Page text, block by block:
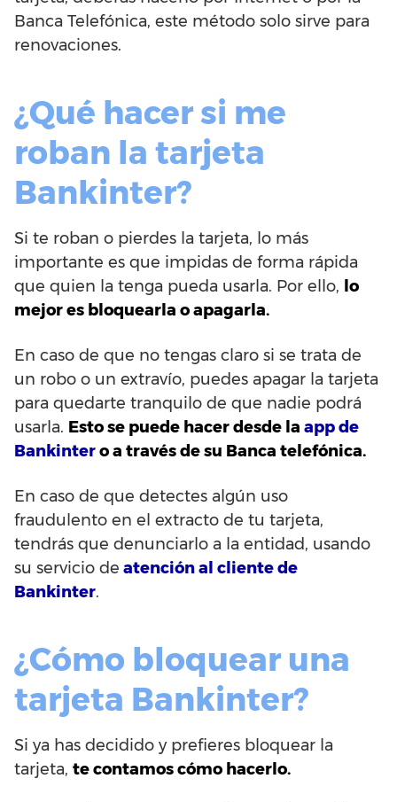
Banca Telefónica, este método solo sirve para
renovaciones.
¿Qué hacer si me
roban la tarjeta
Bankinter?
Si te roban o pierdes la tarjeta, lo más
importante es que impidas de forma rápida
que quien la tenga pueda usarla. Por ello, lo
mejor es bloquearla o apagarla.
En caso de que no tengas claro si se trata de
un robo o un extravío, puedes apagar la tarjeta
para quedarte tranquilo de que nadie podrá
usarla. Esto se puede hacer desde la app de
Bankintero a través de su Banca telefónica.
En caso de que detectes algún uso
fraudulento en el extracto de tu tarjeta,
tendrás que denunciarlo a la entidad, usando
su servicio de atención al cliente de
Bankinter.
¿Cómo bloquear una
tarjeta Bankinter?
Si ya has decidido y prefieres bloquear la
tarjeta, te contamos cómo hacerlo.